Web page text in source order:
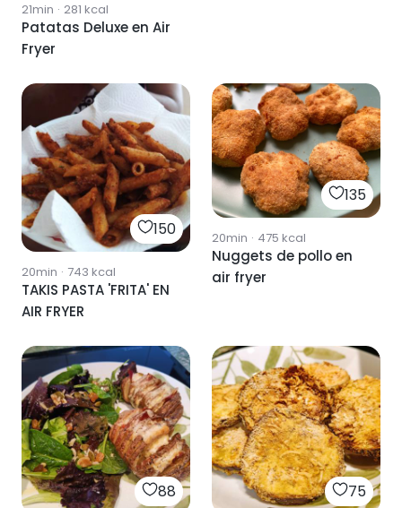
21min · 281 kcal
Patatas Deluxe en Air
Fryer
150
20min · 743 kcal
TAKIS PASTA 'FRITA' EN
AIR FRYER
135
20min · 475 kcal
Nuggets de pollo en
air fryer
88 75